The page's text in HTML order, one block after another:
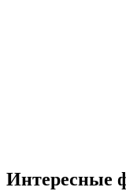
Интересные